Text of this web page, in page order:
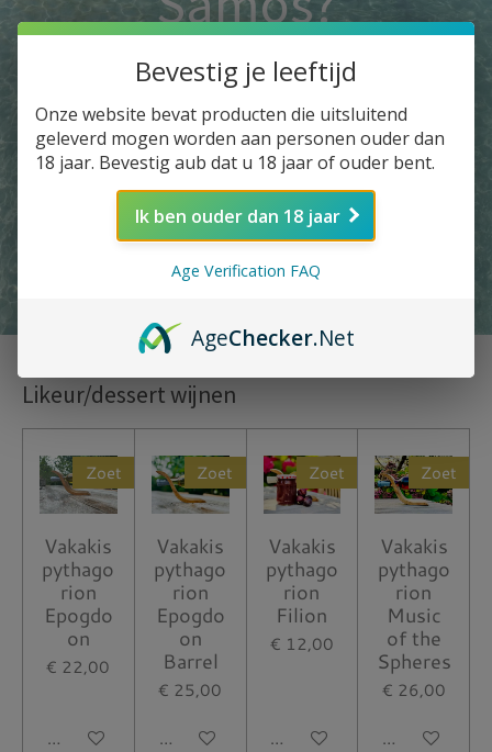
Naar de webshop
Likeur/dessert wijnen
Zoet
Vakakis
pythago
rion
Epogdo
on
€ 22,00
In winkelwagen
Zoet
Vakakis
pythago
rion
Epogdo
on
Barrel
€ 25,00
In winkelwagen
Zoet
Vakakis
pythago
rion
Filion
€ 12,00
In winkelwagen
Zoet
Vakakis
pythago
rion
Music
of the
Spheres
€ 26,00
In
Bevestig je leeftijd
Onze website bevat producten die uitsluitend
geleverd mogen worden aan personen ouder dan
18 jaar. Bevestig aub dat u 18 jaar of ouder bent.
Ik ben ouder dan 18 jaar
Age Verification FAQ
AgeChecker.Net